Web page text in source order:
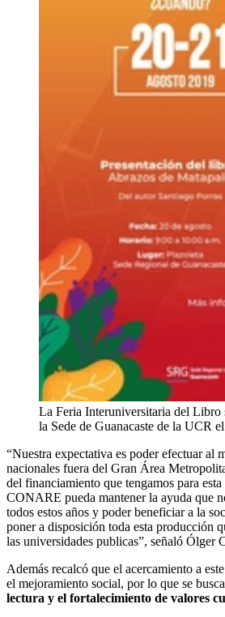
La Feria Interuniversitaria del Libro
la Sede de Guanacaste de la UCR
“Nuestra expectativa es poder efectuar al
nacionales fuera del Gran Área
del financiamiento que tengamos para
CONARE pueda mantener la ayuda que
todos estos años y poder beneficiar a la
poner a disposición toda esta producción
las universidades publicas”, señaló Ólger
Además recalcó que el acercamiento a
el mejoramiento social, por lo que se busca
lectura y el fortalecimiento de valores